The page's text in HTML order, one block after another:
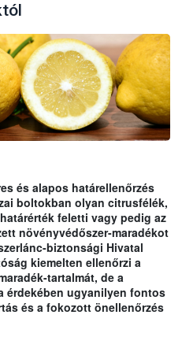
és alapos határellenőrzés
boltokban olyan citrusfélék,
feletti vagy pedig az
növényvédőszer-maradékot
biztonsági Hivatal
kiemelten ellenőrzi a
tartalmát, de a
érdekében ugyanilyen fontos
és a fokozott önellenőrzés